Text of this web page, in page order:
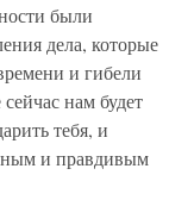
были
дела, которые
и гибели
нам будет
тебя, и
и правдивым